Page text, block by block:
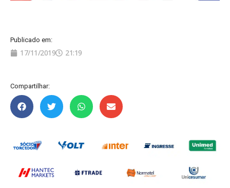
Publicado em:
17/11/2019 21:19
Compartilhar: